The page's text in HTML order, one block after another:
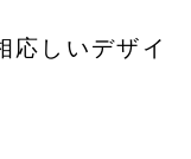
応しいデザイ